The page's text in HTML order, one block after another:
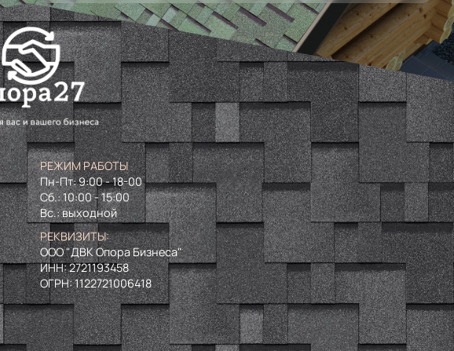
РЕЖИМ РАБОТЫ
Пн-Пт: 9:00 - 18-00
Сб.: 10:00 - 15:00
Вс.: выходной
РЕКВИЗИТЫ:
ООО "ДВК Опора Бизнеса"
ИНН:2721193458
ОГРН:1122721006418